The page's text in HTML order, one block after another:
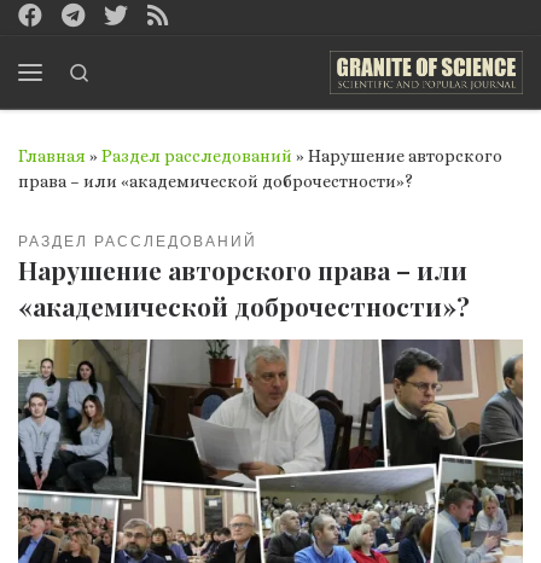
Перейти к содержимому
Главная » Раздел расследований » Нарушение авторского
права – или «академической доброчестности»?
РАЗДЕЛ РАССЛЕДОВАНИЙ
Нарушение авторского права – или
«академической доброчестности»?